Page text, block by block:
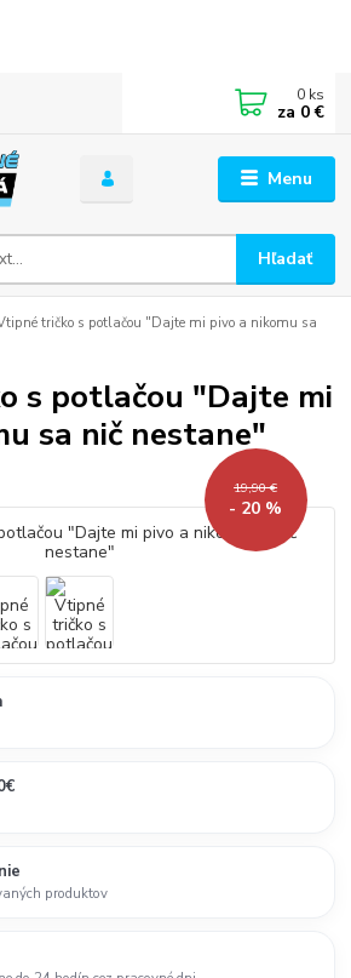
Menu
Hľadať
0 ks
za 0 €
tričko s potlačou "Dajte mi pivo a nikomu sa
s potlačou "Dajte mi
sa nič nestane"
19,90 €
- 20 %
produktov